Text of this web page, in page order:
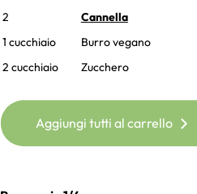
2
Cannella
1 cucchiaio
Burro vegano
2 cucchiaio
Zucchero
Aggiungi tutti al carrello